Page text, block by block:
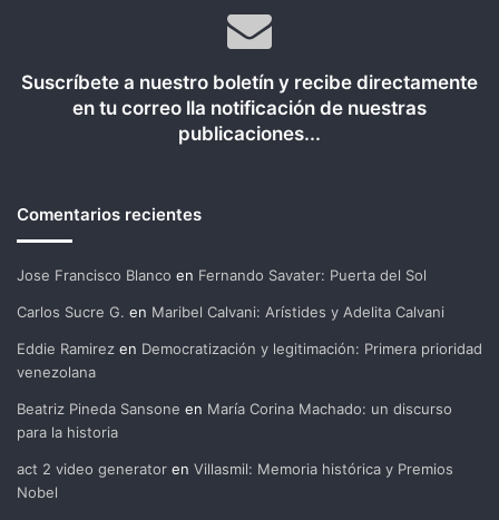
Suscríbete a nuestro boletín y recibe directamente
en tu correo lla notificación de nuestras
publicaciones...
Comentarios recientes
Jose Francisco Blanco en Fernando Savater: Puerta del Sol
Carlos Sucre G. en Maribel Calvani: Arístides y Adelita Calvani
Eddie Ramirez en Democratización y legitimación: Primera prioridad
venezolana
Beatriz Pineda Sansone en María Corina Machado: un discurso
para la historia
act 2 video generator en Villasmil: Memoria histórica y Premios
Nobel